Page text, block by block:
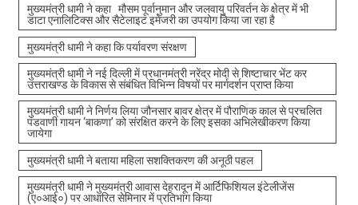
मुख्यमंत्री धामी ने कहा मौसम पूर्वानुमान और जलवायु परिवर्तन के क्षेत्र में भी
डाटा एनालिटिक्स और सैटेलाइट इमेजरी का उपयोग किया जा रहा है
मुख्यमंत्री धामी ने कहा कि पर्यावरण संरक्षण
मुख्यमंत्री धामी ने नई दिल्ली में प्रधानमंत्री नरेंद्र मोदी से शिष्टाचार भेंट कर
उत्तराखण्ड के विकास से संबंधित विभिन्न विषयों पर मार्गदर्शन प्राप्त किया
मुख्यमंत्री धामी ने निर्णय लिया जौनसार बावर क्षेत्र में पौराणिक काल से प्रचलित
पंडवाणी गायन ‘बाकणा’ को संरक्षित करने के लिए इसका अभिलेखीकरण किया
जायेगा
मुख्यमंत्री धामी ने बताया महिला सशक्तिकरण की अनूठी पहल
मुख्यमंत्री धामी ने मुख्यमंत्री आवास देहरादून में आर्टिफिशियल इंटेलीजेंस
(ए०आई०) पर आधारित सेमिनार में प्रतिभाग किया